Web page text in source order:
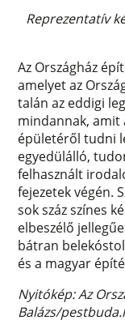
Reprezentatív
Az Országház
amelyet az
talán az eddigi
mindannak, amit
épületéről tudni
egyedülálló,
felhasznált
fejezetek végén.
sok száz színes
elbeszélő
bátran
és a magyar
Nyitókép: Az
Balázs/